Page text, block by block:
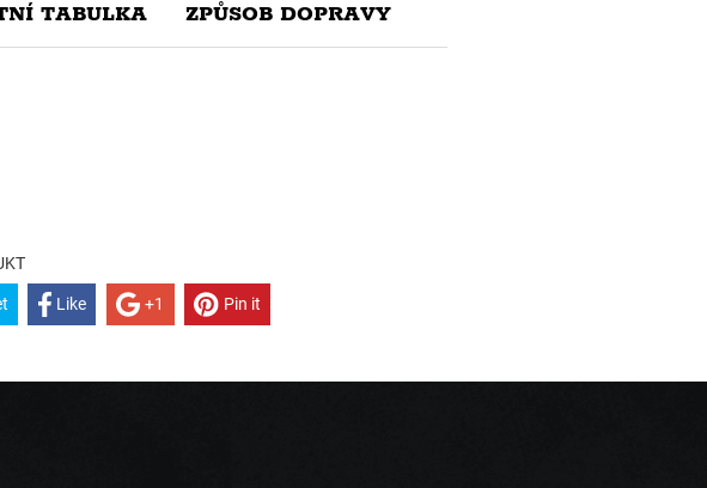
TABULKA ZPŮSOB DOPRAVY
Like +1 Pin it